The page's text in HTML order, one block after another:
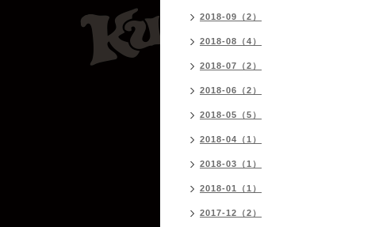
2018-09（2）
2018-08（4）
2018-07（2）
2018-06（2）
2018-05（5）
2018-04（1）
2018-03（1）
2018-01（1）
2017-12（2）